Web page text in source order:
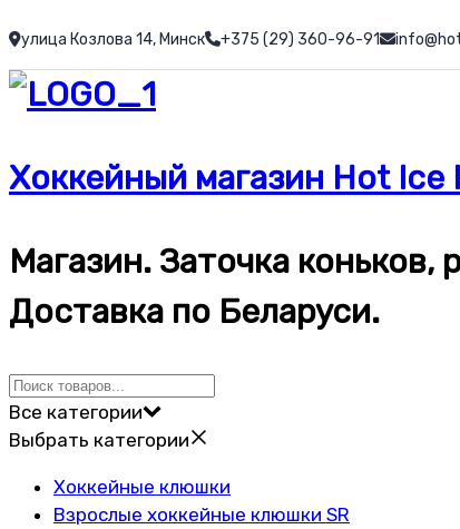
к
содержимому
улица Козлова 14, Минск +375 (29) 360-96-91
Хоккейный магазин Hot Ice
Магазин. Заточка
Доставка по Беларуси.
Все категории
Выбрать категории
Хоккейные клюшки
Взрослые хоккейные клюшки SR